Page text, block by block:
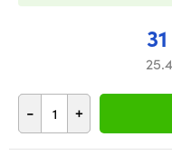
- +